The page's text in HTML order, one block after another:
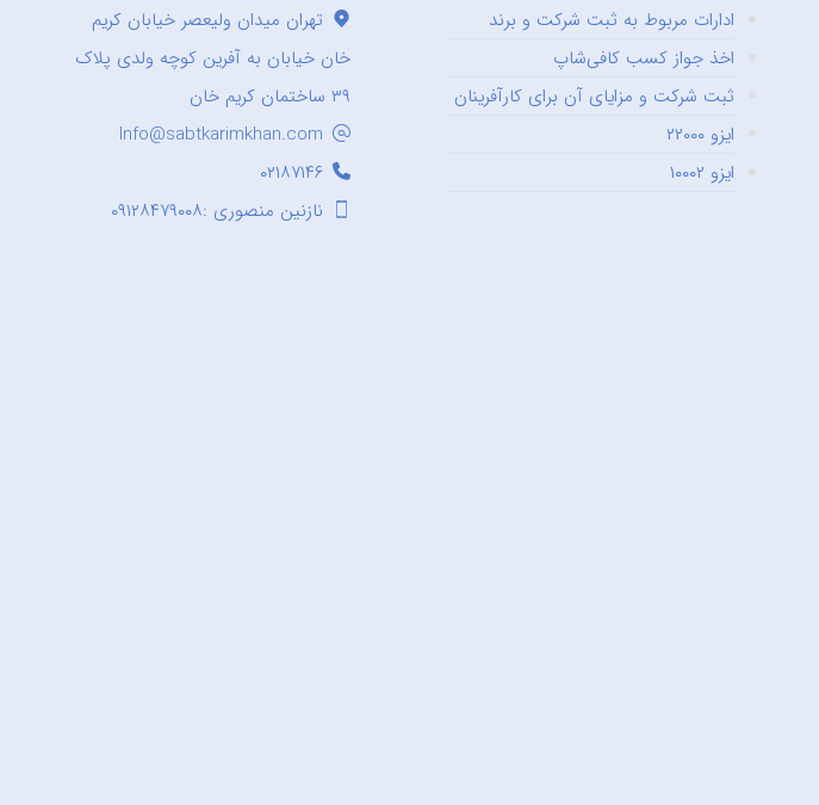
ادارات مربوط به ثبت شرکت و برند
اخذ جواز کسب کافی‌شاپ
ثبت شرکت و مزایای آن برای کارآفرینان
ایزو ۲۲۰۰۰
ایزو ۱۰۰۰۲
تهران میدان ولیعصر خیابان کریم
خان خیابان به آفرین کوچه ولدی پلاک
۳۹ ساختمان کریم خان
Info@sabtkarimkhan.com
۰۲۱۸۷۱۴۶
نازنین منصوری :۰۹۱۲۸۴۷۹۰۰۸